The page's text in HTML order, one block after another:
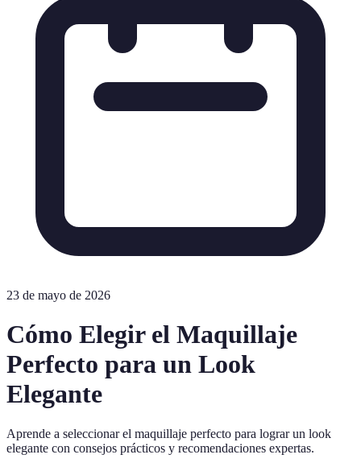
23 de mayo de 2026
Cómo Elegir el Maquillaje
Perfecto para un Look
Elegante
Aprende a seleccionar el maquillaje perfecto para lograr un look
elegante con consejos prácticos y recomendaciones expertas.